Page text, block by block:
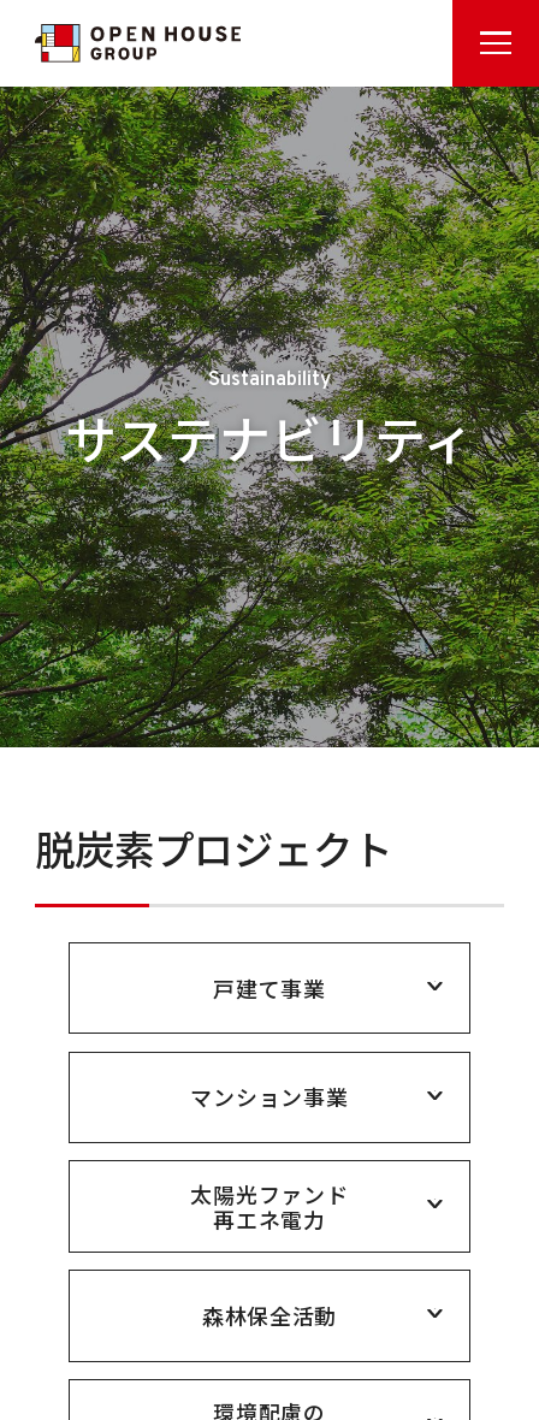
Sustainability
サステナビリティ
脱炭素プロジェクト
戸建て事業
マンション事業
太陽光ファンド
再エネ電力
森林保全活動
環境配慮の